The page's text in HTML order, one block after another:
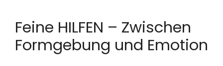
Feine HILFEN – Zwischen
Formgebung und Emotion